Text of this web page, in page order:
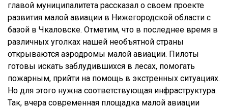
главой муниципалитета рассказал о своем проекте
развития малой авиации в Нижегородской области с
базой в Чкаловске. Отметим, что в последнее время в
различных уголках нашей необъятной страны
открываются аэродромы малой авиации. Пилоты
готовы искать заблудившихся в лесах, помогать
пожарным, прийти на помощь в экстренных ситуациях.
Но для этого нужна соответствующая инфраструктура.
Так, вчера современная площадка малой авиации